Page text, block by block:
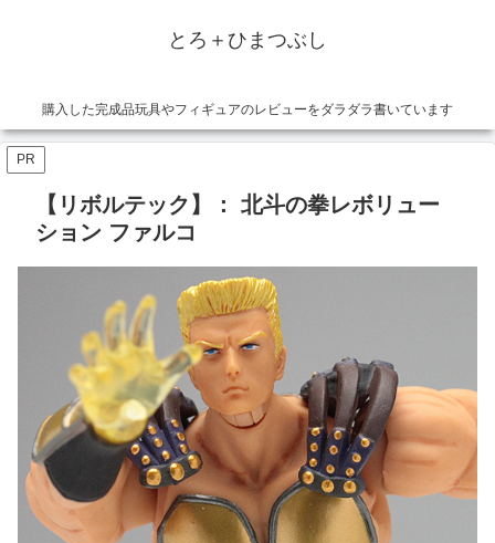
とろ＋ひまつぶし
購入した完成品玩具やフィギュアのレビューをダラダラ書いています
PR
【リボルテック】： 北斗の拳レボリュー
ション ファルコ